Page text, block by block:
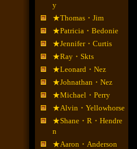
y
★Thomas・Jim
★Patricia・Bedonie
★Jennifer・Curtis
★Ray・Skts
★Leonard・Nez
★Johnathan・Nez
★Michael・Perry
★Alvin・Yellowhorse
★Shane・R・Hendre
n
★Aaron・Anderson